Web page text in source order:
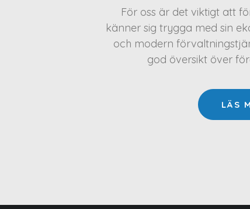
För oss är det viktigt att
känner sig trygga med sin
och modern
god översikt över
LÄS